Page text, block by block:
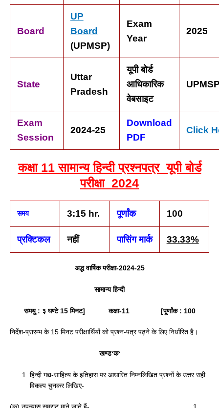
Board
UP
Board
(UPMSP)
Exam
Year
2025
State
Uttar
Pradesh
यूपी बोर्ड
आधिकारिक
वेबसाइट
Exam
Session
2024-25
Download
PDF
Click
कक्षा 11 सामान्य हिन्दी प्रश्नपत्र यूपी बोर्ड
परीक्षा 2024
समय 3:15 hr. पूर्णांक 100
प्रक्टिकल नहीं पासिंग मार्क 33.33%
अद्ध वार्षिक परीक्षा-2024-25
सामान्य हिन्दी
समयु : ३ घण्टे 15मिनट] कक्षा-11 [पूर्णांक : 100
निर्देश-प्रारम्भ के 15 मिनट परीक्षार्थियों को प्रश्न-पत्र पढ़ने के लिए निर्धारित हैं।
खण्ड‘क‘
हिन्दी गद्य-साहित्य के इतिहास पर आधारित निम्नलिखित प्रश्नों के उत्तर सही
विकल्प चुनकर लिखिए-